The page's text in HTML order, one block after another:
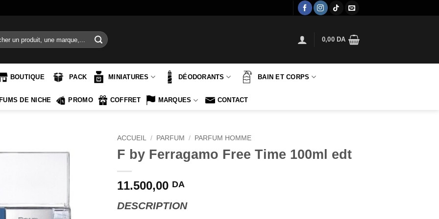
0,00 DA
BOUTIQUE PACK MINIATURES DÉODORANTS BAIN ET CORPS
DE NICHE PROMO COFFRET MARQUES CONTACT
ACCUEIL / PARFUM / PARFUM HOMME
F by Ferragamo Free Time 100ml edt
11.500,00 DA
DESCRIPTION